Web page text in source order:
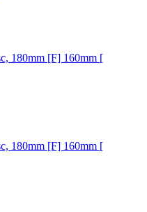
180mm [F] 160mm [
180mm [F] 160mm [